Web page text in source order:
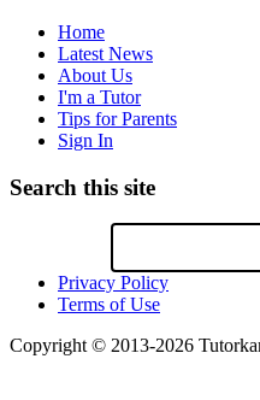
Home
Latest News
About Us
I'm a Tutor
Tips for Parents
Sign In
Search this site
Privacy Policy
Terms of Use
Copyright © 2013-2026